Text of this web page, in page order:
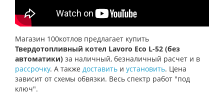
Магазин 100котлов предлагает купить
Твердотопливный котел Lavoro Eco L-52 (без
автоматики) за наличный, безналичный расчет и в
рассрочку. А также доставить и установить. Цена
зависит от схемы обвязки. Весь спектр работ "под
ключ".